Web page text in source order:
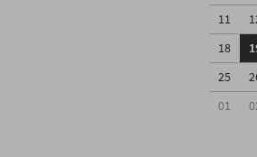
11
18
25
01